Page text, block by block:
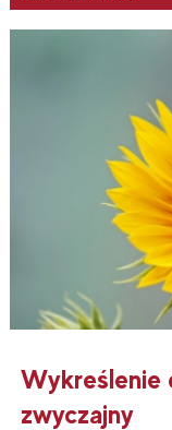
Wykreślenie
zwyczajny